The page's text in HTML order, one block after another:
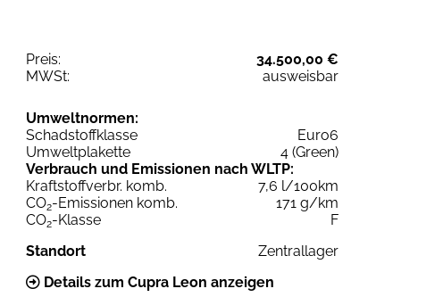
Preis:
34.500,00 €
MWSt:
ausweisbar
Umweltnormen:
Schadstoffklasse
Euro6
Umweltplakette
4 (Green)
Verbrauch und Emissionen nach WLTP:
Kraftstoffverbr. komb.
7,6 l/100km
CO2-Emissionen komb.
171 g/km
CO2-Klasse
F
Standort
Zentrallager
Details zum Cupra Leon anzeigen